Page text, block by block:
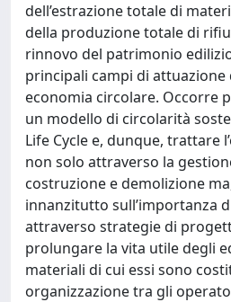
dell’estrazione totale di
della produzione totale di
rinnovo del patrimonio
principali campi di attuazione
economia circolare. Occorre
un modello di circolarità
Life Cycle e, dunque, trattare
non solo attraverso la
costruzione e demolizione
innanzitutto sull’importanza
attraverso strategie di
prolungare la vita utile degli
materiali di cui essi sono
organizzazione tra gli